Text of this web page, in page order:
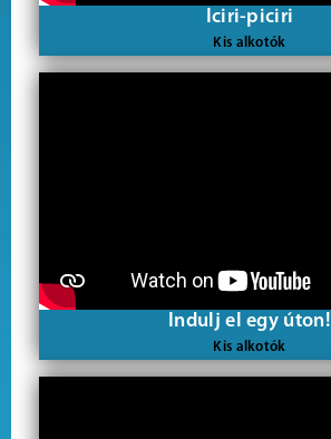
Iciri-piciri
Kis alkotók
Indulj el egy úton!
Kis alkotók